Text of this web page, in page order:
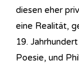
diesen eher
eine Realität,
19.
Poesie, und